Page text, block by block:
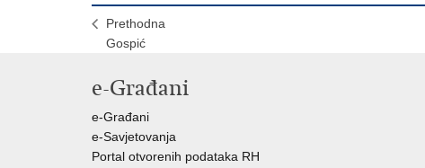
Prethodna
Gospić
e-Građani
e-Građani
e-Savjetovanja
Portal otvorenih podataka RH